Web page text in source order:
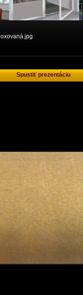
Spustiť prezentáciu